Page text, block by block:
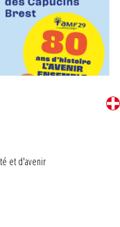
et d'avenir